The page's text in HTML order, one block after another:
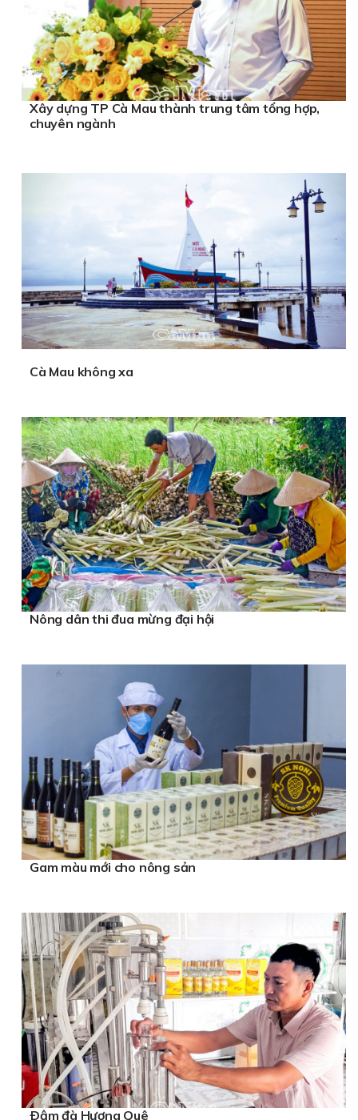
Xây dựng TP Cà Mau thành trung tâm tổng hợp,
chuyên ngành
Cà Mau không xa
Nông dân thi đua mừng đại hội
Gam màu mới cho nông sản
Ðậm đà Hương Quê